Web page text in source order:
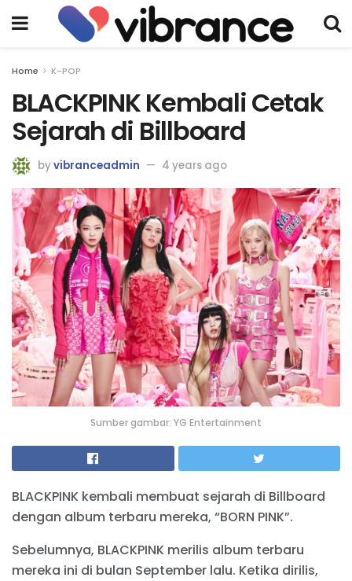
Home K-POP
BLACKPINK Kembali Cetak
Sejarah di Billboard
byvibranceadmin 4 years ago
Sumber gambar: YG Entertainment
BLACKPINK kembali membuat sejarah di Billboard
dengan album terbaru mereka, “BORN PINK”.
Sebelumnya, BLACKPINK merilis album terbaru
mereka ini di bulan September lalu. Ketika dirilis,